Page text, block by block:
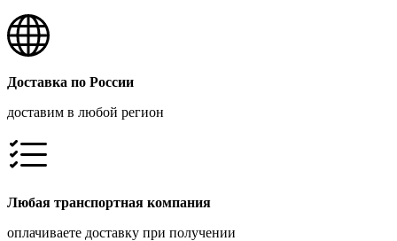
Доставка по России
доставим в любой регион
Любая транспортная компания
оплачиваете доставку при получении